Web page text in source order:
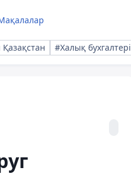
#Халық бухгалтері